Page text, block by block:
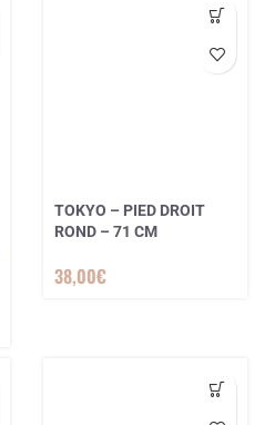
TOKYO – PIED DROIT
ROND – 71 CM
38,00€